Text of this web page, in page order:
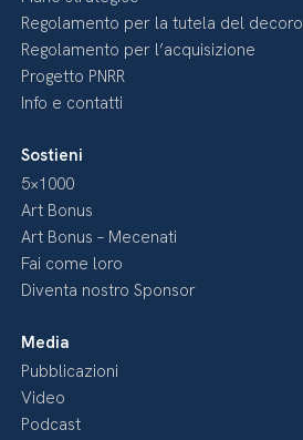
Regolamento per la tutela del decoro
Regolamento per l’acquisizione
Progetto PNRR
Info e contatti
Sostieni
5×1000
Art Bonus
Art Bonus – Mecenati
Fai come loro
Diventa nostro Sponsor
Media
Pubblicazioni
Video
Podcast